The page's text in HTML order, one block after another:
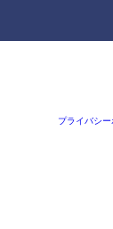
プライバシー